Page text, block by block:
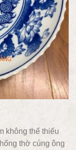
không thể thiếu
thờ cúng ông